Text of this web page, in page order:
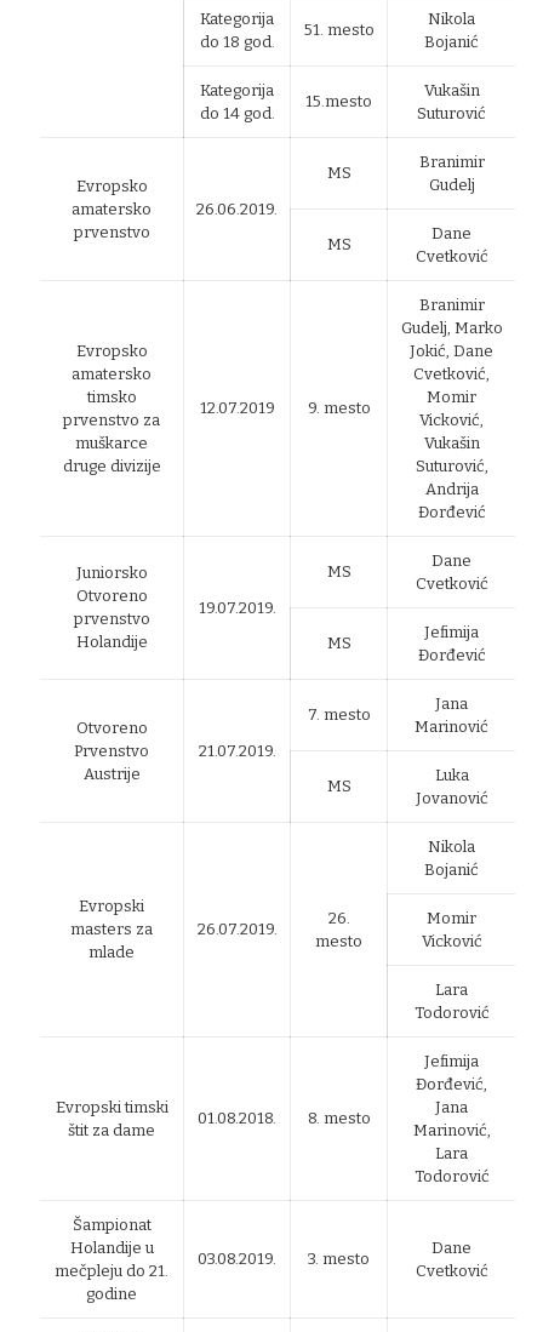
Kategorija
do 18 god.
51. mesto
Nikola
Bojanić
Kategorija
do 14 god.
15.mesto
Vukašin
Suturović
Evropsko
amatersko
prvenstvo
26.06.2019.
MS
Branimir
Gudelj
MS
Dane
Cvetković
Evropsko
amatersko
timsko
prvenstvo za
muškarce
druge divizije
12.07.2019 9. mesto
Branimir
Gudelj, Marko
Jokić, Dane
Cvetković,
Momir
Vicković,
Vukašin
Suturović,
Andrija
Đorđević
Juniorsko
Otvoreno
prvenstvo
Holandije
19.07.2019.
MS
Dane
Cvetković
MS
Jefimija
Đorđević
Otvoreno
Prvenstvo
Austrije
21.07.2019.
7. mesto
Jana
Marinović
MS
Luka
Jovanović
Evropski
masters za
mlade
26.07.2019.
26.
mesto
Nikola
Bojanić
Momir
Vicković
Lara
Todorović
Evropski timski
štit za dame
01.08.2018. 8. mesto
Jefimija
Đorđević,
Jana
Marinović,
Lara
Todorović
Šampionat
Holandije u
mečpleju do 21.
godine
03.08.2019. 3. mesto
Dane
Cvetković